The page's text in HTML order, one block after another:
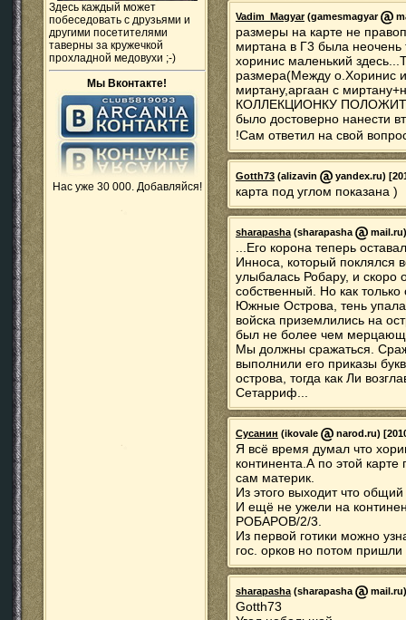
Здесь каждый может
побеседовать с друзьями и
другими посетителями
таверны за кружечкой
прохладной медовухи ;-)
Мы Вконтакте!
Нас уже 30 000. Добавляйся!
Vadim_Magyar(gamesmagyar
размеры на карте не
миртана в Г3 была
хоринис маленький
размера(Между о.Хоринис
миртану,аргаан с
КОЛЛЕКЦИОНКУ ПОЛОЖИТЕ
было достоверно нанести
!Сам ответил на свой
Gotth73 (alizavin yandex.ru)
карта под углом показана )
sharapasha(sharapasha
...Его корона теперь
Инноса, который поклялся
улыбалась Робару, и скоро
собственный. Но как
Южные Острова, тень упала
войска приземлились на
был не более чем
Мы должны сражаться.
выполнили его приказы
острова, тогда как Ли
Сетарриф...
Сусанин (ikovale narod.ru)
Я всё время думал что
континента.А по этой
сам материк.
Из этого выходит что
И ещё не ужели на
РОБАРОВ/2/3.
Из первой готики можно
гос. орков но потом
sharapasha(sharapasha
Gotth73